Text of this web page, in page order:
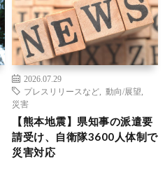
2026.07.29
プレスリリースなど
動向/展望
災害
【熊本地震】県知事の派遣要
請受け、自衛隊3600人体制で
災害対応